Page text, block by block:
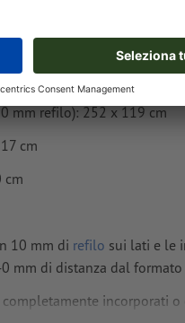
stampa Striscioni
cm
mm refilo): 252 x 119 cm
cm
cm
10 mm di refilo sui lati e le
mm di distanza dal
completamente incorporati